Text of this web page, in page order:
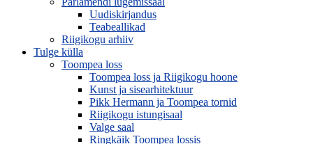
Uudiskirjandus
Teabeallikad
Riigikogu arhiiv
Tulge külla
Toompea loss
Toompea loss ja Riigikogu hoone
Kunst ja sisearhitektuur
Pikk Hermann ja Toompea tornid
Riigikogu istungisaal
Valge saal
Ringkäik Toompea lossis